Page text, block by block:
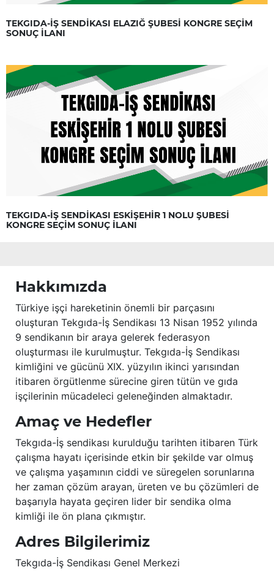
TEKGIDA-İŞ SENDİKASI ELAZIĞ ŞUBESİ KONGRE SEÇİM
SONUÇ İLANI
TEKGIDA-İŞ SENDİKASI ESKİŞEHİR 1 NOLU ŞUBESİ
KONGRE SEÇİM SONUÇ İLANI
Hakkımızda
Türkiye işçi hareketinin önemli bir parçasını
oluşturan Tekgıda-İş Sendikası 13 Nisan 1952 yılında
9 sendikanın bir araya gelerek federasyon
oluşturması ile kurulmuştur. Tekgıda-İş Sendikası
kimliğini ve gücünü XIX. yüzyılın ikinci yarısından
itibaren örgütlenme sürecine giren tütün ve gıda
işçilerinin mücadeleci geleneğinden almaktadır.
Amaç ve Hedefler
Tekgıda-İş sendikası kurulduğu tarihten itibaren Türk
çalışma hayatı içerisinde etkin bir şekilde var olmuş
ve çalışma yaşamının ciddi ve süregelen sorunlarına
her zaman çözüm arayan, üreten ve bu çözümleri de
başarıyla hayata geçiren lider bir sendika olma
kimliği ile ön plana çıkmıştır.
Adres Bilgilerimiz
Tekgıda-İş Sendikası Genel Merkezi